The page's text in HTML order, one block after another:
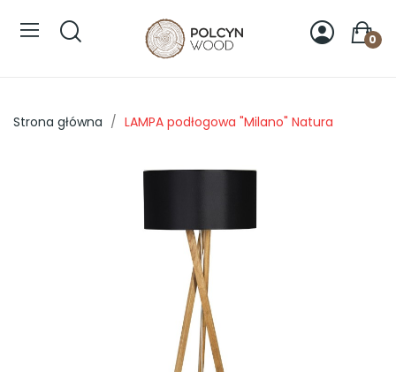
0
Strona główna LAMPA podłogowa "Milano" Natura